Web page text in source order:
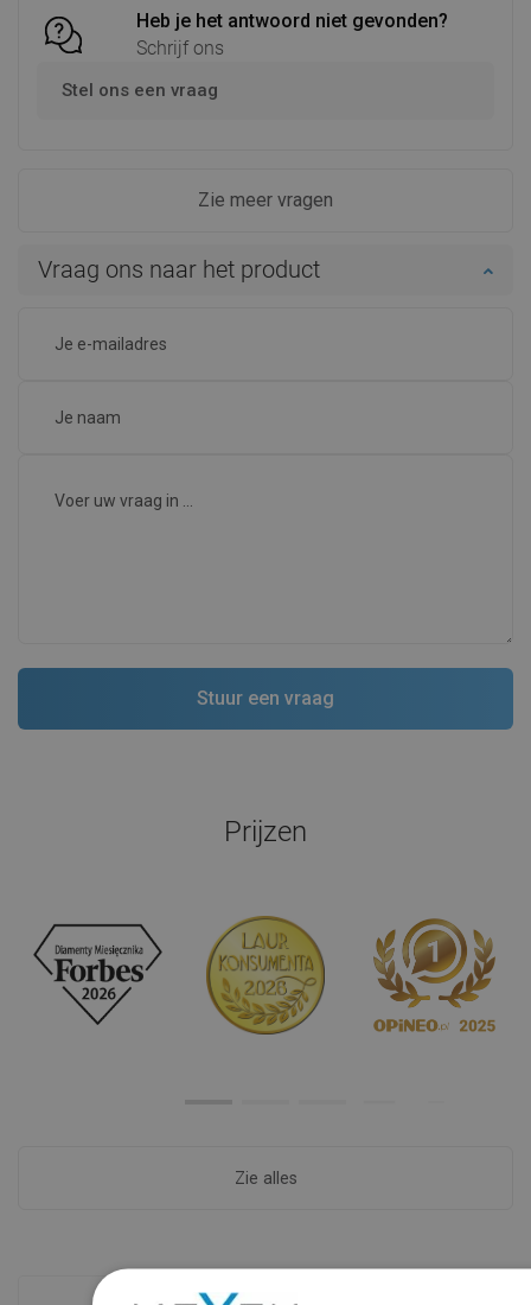
Heb je het antwoord niet gevonden?
Schrijf ons
Stel ons een vraag
Zie meer vragen
Vraag ons naar het product
Prijzen
Zie alles